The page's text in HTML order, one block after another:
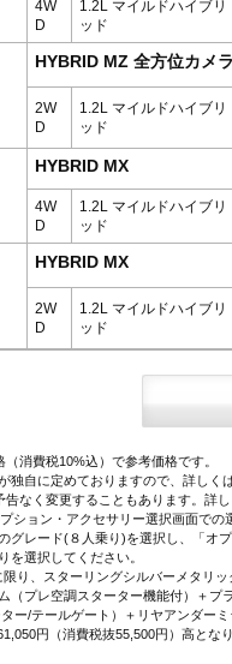
4W
D
1.2L マイルドハイブリ
ッド
HYBRID MZ 全方位カメ
2W
D
1.2L マイルドハイブリ
ッド
HYBRID MX
4W
D
1.2L マイルドハイブリ
ッド
HYBRID MX
2W
D
1.2L マイルドハイブリ
ッド
消費税10%込）で参考価格です。
独自に定めておりますので、詳しく
なく変更することもあります。詳
ション・アクセサリー選択画面での
グレード(８人乗り)を選択し、「オ
選択してください。
り、スターリングシルバーメタリ
（プレ空調スターター機能付）＋プ
ー/テールゲート）＋リヤアンダー
円（消費税抜55,500円）高とな